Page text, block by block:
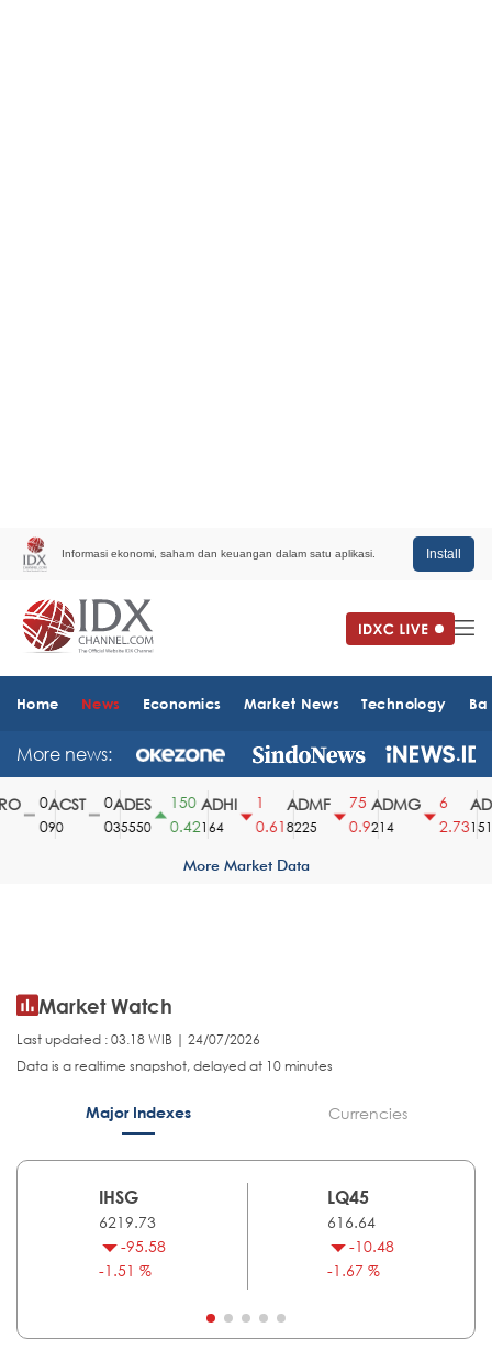
Informasi ekonomi, saham dan keuangan dalam satu aplikasi. Install
Home News Economics Market News Technology
More news:
ACST
90
ADES
35550
150
0.42
ADHI
164
0.61
ADMF
8225
75
0.9
ADMG
214
2.731510
More Market Data
Market Watch
Last updated : 03.18 WIB | 24/07/2026
Data is a realtime snapshot, delayed at 10 minutes
Major Indexes Currencies
IHSG
6219.73
-95.58
-1.51 %
LQ45
616.64
-10.48
-1.67 %